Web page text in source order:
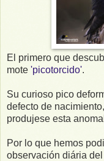
El primero que
mote 'picotorcido'.
Su curioso pico
defecto de
produjese esta
Por lo que hemos
observación diária